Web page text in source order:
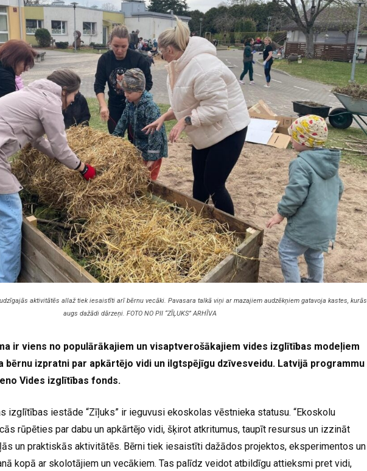
aktivitātēs allaž tiek iesaistīti arī bērnu vecāki. Pavasara talkā viņi ar mazajiem audzēkņiem gatavoja kastes, kurās
augs dažādi dārzeņi. FOTO NO PII “ZĪĻUKS” ARHĪVA
ir viens no populārākajiem un visaptverošākajiem vides izglītības modeļiem
bērnu izpratni par apkārtējo vidi un ilgtspējīgu dzīvesveidu. Latvijā programmu
Vides izglītības fonds.
izglītības iestāde “Zīļuks” ir ieguvusi ekoskolas vēstnieka statusu. “Ekoskolu
rūpēties par dabu un apkārtējo vidi, šķirot atkritumus, taupīt resursus un izzināt
un praktiskās aktivitātēs. Bērni tiek iesaistīti dažādos projektos, eksperimentos un
kopā ar skolotājiem un vecākiem. Tas palīdz veidot atbildīgu attieksmi pret vidi,